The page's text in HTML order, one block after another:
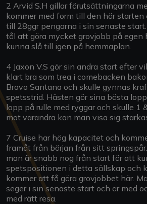
2 Arvid S.H gillar förutsättningarna
kommer med form till den här
till 28ggr pengarna i sin senaste
tål att göra mycket grovjobb på egen
kunna slå till igen på hemmaplan.
4 Jaxon V.S gör sin andra start efter
klart bra som trea i comebacken
Bravo Santana och skulle gynnas
spetsstrid. Hästen gör sina bästa
lopp på rulle med ryggar och skulle 1
mot varandra kan man visa sig
7 Cruise har hög kapacitet och
framåt från början från sitt
man är snabb nog från start för att
spetspositionen i detta sällskap och
kommer att få göra grovjobbet här.
seger i sin senaste start och är med
med rätt resa.